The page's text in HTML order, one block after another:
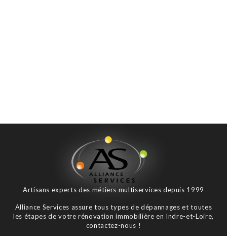
Artisans experts des métiers multiservices depuis 1999
Alliance Services assure tous types de dépannages et toutes
les étapes de votre rénovation immobilière en Indre-et-Loire,
contactez-nous !